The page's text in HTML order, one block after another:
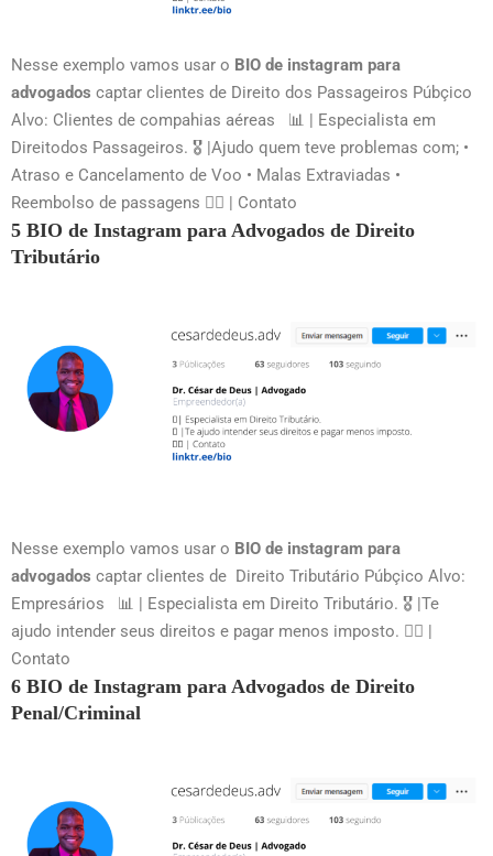
Nesse exemplo vamos usar o BIO de instagram para
advogados captar clientes de Direito dos Passageiros Púbçico
Alvo: Clientes de compahias aéreas 📊 | Especialista em
Direitodos Passageiros. 🎖 |Ajudo quem teve problemas com; •
Atraso e Cancelamento de Voo • Malas Extraviadas •
Reembolso de passagens 👇🏻 | Contato
5 BIO de Instagram para Advogados de Direito
Tributário
Nesse exemplo vamos usar o BIO de instagram para
advogados captar clientes de Direito Tributário Púbçico Alvo:
Empresários 📊 | Especialista em Direito Tributário. 🎖 |Te
ajudo intender seus direitos e pagar menos imposto. 👇🏻 |
Contato
6 BIO de Instagram para Advogados de Direito
Penal/Criminal